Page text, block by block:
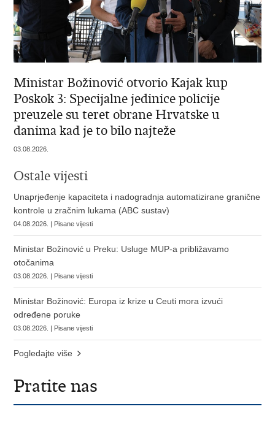
Ministar Božinović otvorio Kajak kup
Poskok 3: Specijalne jedinice policije
preuzele su teret obrane Hrvatske u
danima kad je to bilo najteže
03.08.2026.
Ostale vijesti
Unaprjeđenje kapaciteta i nadogradnja automatizirane granične
kontrole u zračnim lukama (ABC sustav)
04.08.2026. | Pisane vijesti
Ministar Božinović u Preku: Usluge MUP-a približavamo
otočanima
03.08.2026. | Pisane vijesti
Ministar Božinović: Europa iz krize u Ceuti mora izvući
određene poruke
03.08.2026. | Pisane vijesti
Pogledajte više
Pratite nas